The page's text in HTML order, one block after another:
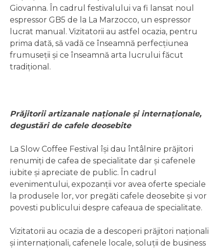
Giovanna. În cadrul festivalului va fi lansat noul
espressor GB5 de la La Marzocco, un espressor
lucrat manual. Vizitatorii au astfel ocazia, pentru
prima dată, să vadă ce înseamnă perfecțiunea
frumuseții și ce înseamnă arta lucrului făcut
tradițional.
Prăjitorii artizanale naționale și internaționale,
degustări de cafele deosebite
La Slow Coffee Festival își dau întâlnire prăjitori
renumiți de cafea de specialitate dar și cafenele
iubite și apreciate de public. În cadrul
evenimentului, expozanții vor avea oferte speciale
la produsele lor, vor pregăti cafele deosebite și vor
povesti publicului despre cafeaua de specialitate.
Vizitatorii au ocazia de a descoperi prăjitori naționali
și internaționali, cafenele locale, soluții de business